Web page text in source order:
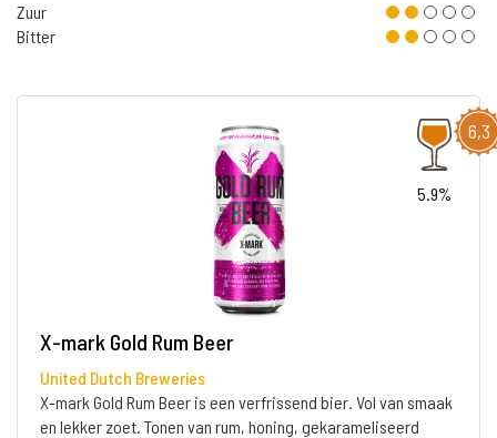
Zuur
Bitter
6,3
5.9%
X-mark Gold Rum Beer
United Dutch Breweries
X-mark Gold Rum Beer is een verfrissend bier. Vol van smaak
en lekker zoet. Tonen van rum, honing, gekarameliseerd